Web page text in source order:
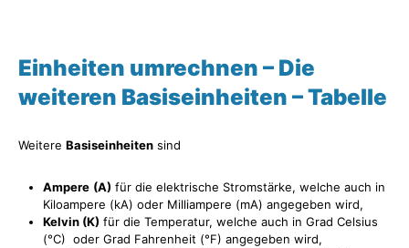
Einheiten umrechnen – Die
weiteren Basiseinheiten – Tabelle
Weitere Basiseinheiten sind
Ampere (A) für die elektrische Stromstärke, welche auch in
Kiloampere (kA) oder Milliampere (mA) angegeben wird,
Kelvin (K) für die Temperatur, welche auch in Grad Celsius
(°C) oder Grad Fahrenheit (°F) angegeben wird,